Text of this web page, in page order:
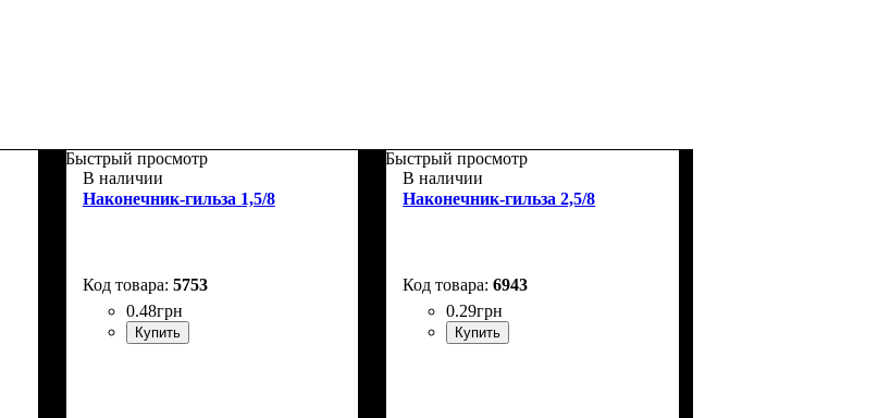
Быстрый просмотр
В наличии
Наконечник-гильза 1,5/8
5753
0.48грн
Купить
Быстрый просмотр
В наличии
Наконечник-гильза 2,5/8
6943
0.29грн
Купить